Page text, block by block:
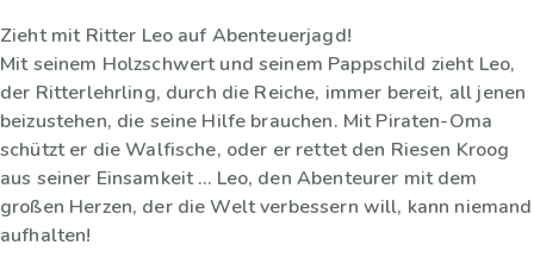
Zieht mit Ritter Leo auf Abenteuerjagd!
Mit seinem Holzschwert und seinem Pappschild zieht Leo,
der Ritterlehrling, durch die Reiche, immer bereit, all jenen
beizustehen, die seine Hilfe brauchen. Mit Piraten-Oma
schützt er die Walfische, oder er rettet den Riesen Kroog
aus seiner Einsamkeit … Leo, den Abenteurer mit dem
großen Herzen, der die Welt verbessern will, kann niemand
aufhalten!